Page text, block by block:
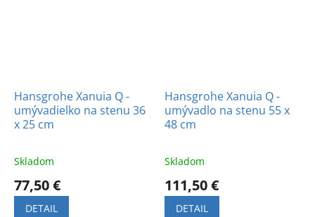
Hansgrohe Xanuia Q -
umývadielko na stenu 36
x 25 cm
Skladom
77,50 €
DETAIL
Hansgrohe Xanuia Q -
umývadlo na stenu 55 x
48 cm
Skladom
111,50 €
DETAIL